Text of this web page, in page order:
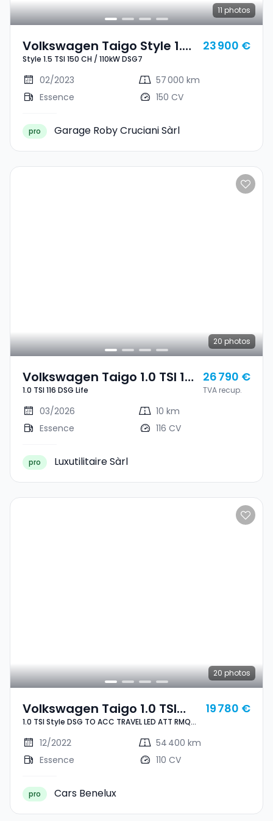
11 photos
Volkswagen Taigo Style 1.5
TSI 150 CH / 110kW DSG7
Style 1.5 TSI 150 CH / 110kW DSG7
23 900 €
02/2023
57 000 km
Essence
150 CV
pro Garage Roby Cruciani Sàrl
20 photos
Volkswagen Taigo 1.0 TSI 116
DSG Life
1.0 TSI 116 DSG Life
26 790 €
TVA recup.
03/2026
10 km
Essence
116 CV
pro Luxutilitaire Sàrl
20 photos
Volkswagen Taigo 1.0 TSI
Style DSG TO ACC TRAVEL
LED ATT RMQ JA17
1.0 TSI Style DSG TO ACC TRAVEL LED ATT RMQ
19 780 €
12/2022
54 400 km
Essence
110 CV
pro Cars Benelux